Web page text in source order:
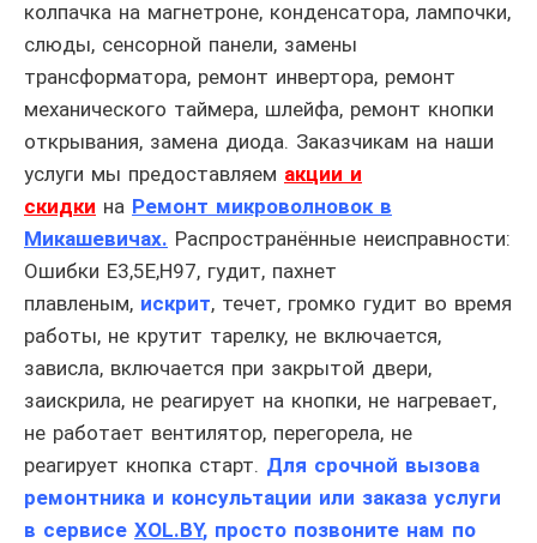
колпачка на магнетроне, конденсатора, лампочки,
слюды, сенсорной панели, замены
трансформатора, ремонт инвертора, ремонт
механического таймера, шлейфа, ремонт кнопки
открывания, замена диода. Заказчикам на наши
услуги мы предоставляем акции и
скидки на Ремонт микроволновок в
Микашевичах. Распространённые неисправности:
Ошибки E3,5E,H97, гудит, пахнет
плавленым, искрит, течет, громко гудит во время
работы, не крутит тарелку, не включается,
зависла, включается при закрытой двери,
заискрила, не реагирует на кнопки, не нагревает,
не работает вентилятор, перегорела, не
реагирует кнопка старт. Для срочной вызова
ремонтника и консультации или заказа услуги
в сервисе XOL.BY, просто позвоните нам по